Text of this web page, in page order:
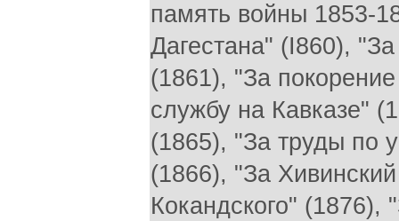
память войны 1853-
Дагестана" (I860),
(1861), "За
службу на Кавказе"
(1865), "За труды по
(1866), "За
Кокандского" (1876),